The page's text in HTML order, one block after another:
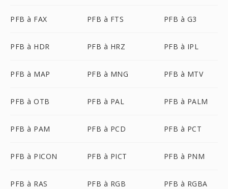
PFB à FAX PFB à FTS PFB à G3
PFB à HDR PFB à HRZ PFB à IPL
PFB à MAP PFB à MNG PFB à MTV
PFB à OTB PFB à PAL PFB à PALM
PFB à PAM PFB à PCD PFB à PCT
PFB à PICON PFB à PICT PFB à PNM
PFB à RAS PFB à RGB PFB à RGBA